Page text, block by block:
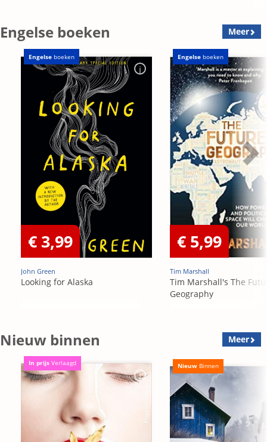
Engelse boeken Meer
Engelse boeken
€ 3,99
John Green
Looking for Alaska
Engelse boeken
€ 5,99
Tim Marshall
Tim Marshall's The
Geography
Nieuw binnen Meer
In prijs Verlaagd Nieuw Binnen